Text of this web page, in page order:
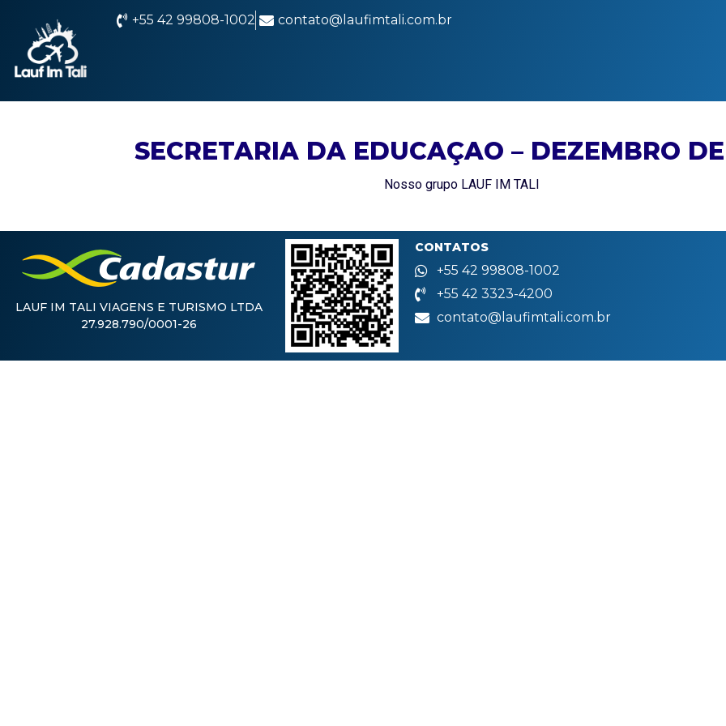
+55 42 99808-1002 contato@laufimtali.com.br
SECRETARIA DA EDUCAÇAO – DEZEMBRO
Nosso grupo LAUF IM TALI
LAUF IM TALI VIAGENS E TURISMO LTDA
27.928.790/0001-26
CONTATOS
+55 42 99808-1002
+55 42 3323-4200
contato@laufimtali.com.br